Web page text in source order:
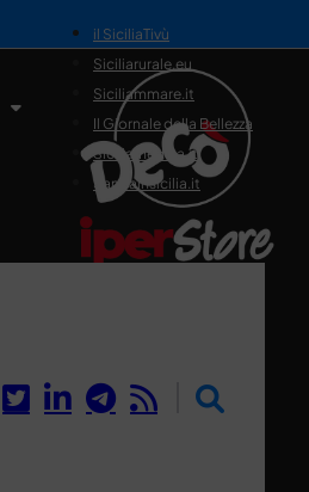
il SiciliaTivù
Siciliarurale.eu
Siciliammare.it
Il Giornale della Bellezza
Siciliamedica.it
Sanitainsicilia.it